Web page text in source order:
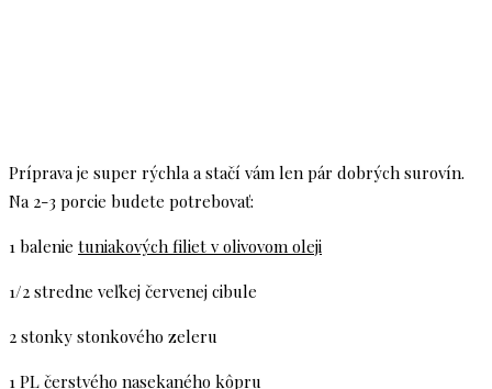
Príprava je super rýchla a stačí vám len pár dobrých surovín.
Na 2-3 porcie budete potrebovať:
1 balenie tuniakových filiet v olivovom oleji
1/2 stredne veľkej červenej cibule
2 stonky stonkového zeleru
1 PL čerstvého nasekaného kôpru